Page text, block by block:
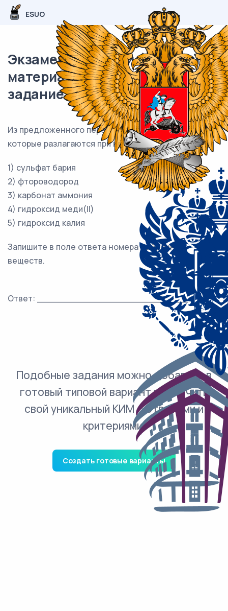
ESUO
Экзаменационный (типовой)
материал ОГЭ / Химия / 11
задание (24) / 109
Из предложенного перечня выберите вещества,
которые разлагаются при небольшом нагревании.
1) сульфат бария
2) фтороводород
3) карбонат аммония
4) гидроксид меди(II)
5) гидроксид калия
Запишите в поле ответа номера выбранных
веществ.
Ответ: ___________________________.
Подобные задания можно добавить в
готовый типовой вариант и получить
свой уникальный КИМ с ответами и
критериями.
Создать готовые варианты